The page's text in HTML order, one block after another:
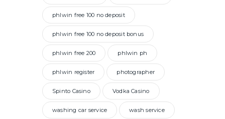
phlwin free 100 no deposit
phlwin free 100 no deposit bonus
phlwin free 200 phlwin ph
phlwin register photographer
Spinto Casino Vodka Casino
washing car service wash service